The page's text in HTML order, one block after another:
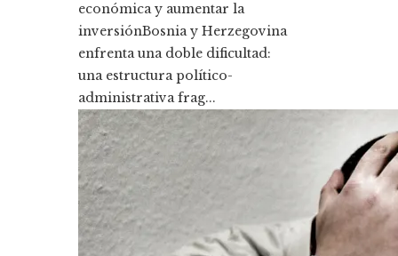
económica y aumentar la
inversiónBosnia y Herzegovina
enfrenta una doble dificultad:
una estructura político-
administrativa frag...